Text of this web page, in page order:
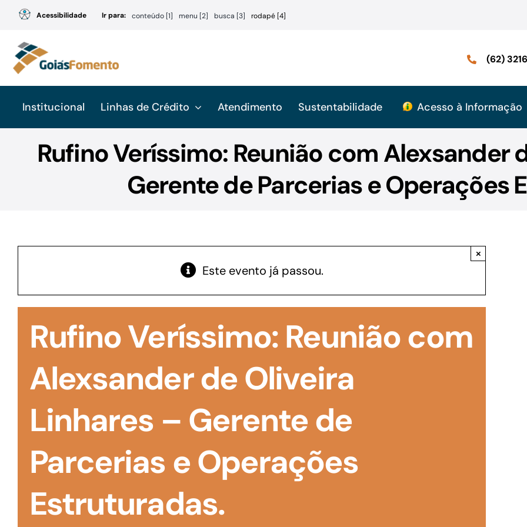
conteúdo
Acessibilidade Ir para: conteúdo [1] menu [2] busca [3] rodapé [4]
(62)
Institucional Linhas de Crédito
manutenção de estoques e despesas operacionais
realizar obras, dentre outros serviços
Turismo
Atendimento Sustentabilidade Acesso à Informação
Rufino Veríssimo: Reunião com Alexsander
Gerente de Parcerias e Operações
Este evento já passou.
×
Rufino Veríssimo: Reunião com
Alexsander de Oliveira
Linhares – Gerente de
Parcerias e Operações
Estruturadas.